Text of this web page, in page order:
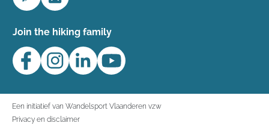
Join the hiking family
Een initiatief van Wandelsport Vlaanderen vzw
Privacy en disclaimer